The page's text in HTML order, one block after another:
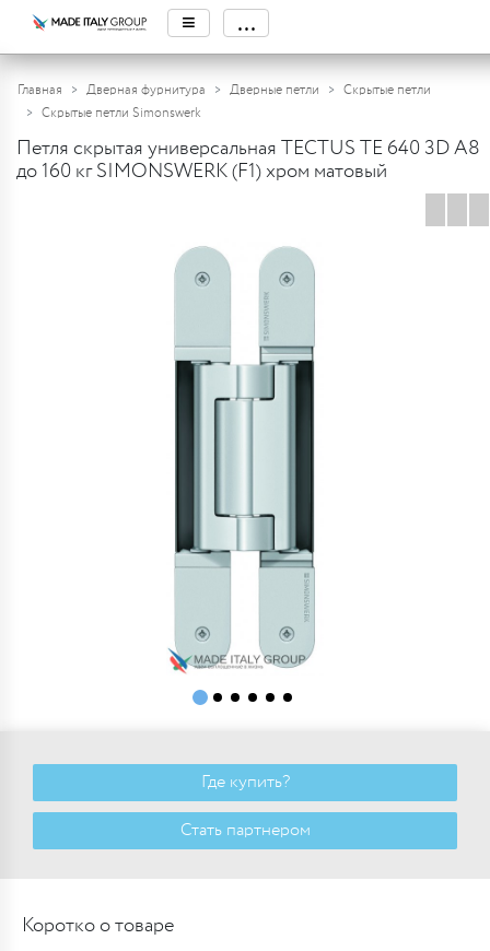
≡ ...
Главная Дверная фурнитура Дверные петли
Скрытые петли
Скрытые петли Simonswerk
Петля скрытая универсальная TECTUS TE 640 3D A8
до 160 кг SIMONSWERK (F1) хром матовый
Где купить?
Стать партнером
Коротко о товаре